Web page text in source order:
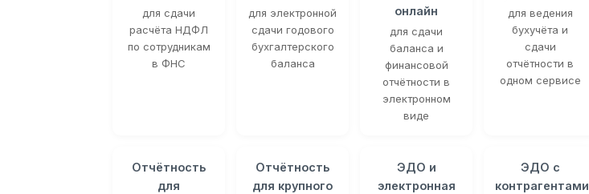
для сдачи
расчёта НДФЛ
по сотрудникам
в ФНС
для электронной
сдачи годового
бухгалтерского
баланса
онлайн
для сдачи
баланса и
финансовой
отчётности в
электронном
виде
для ведения
бухучёта и
сдачи
отчётности в
одном сервисе
Отчётность
для
Отчётность
для крупного
ЭДО и
электронная
ЭДО с
контрагентами